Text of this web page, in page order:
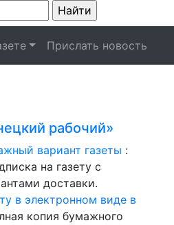
Прислать новость
рабочий»
вариант газеты :
на газету с
доставки.
в электронном виде в
копия бумажного